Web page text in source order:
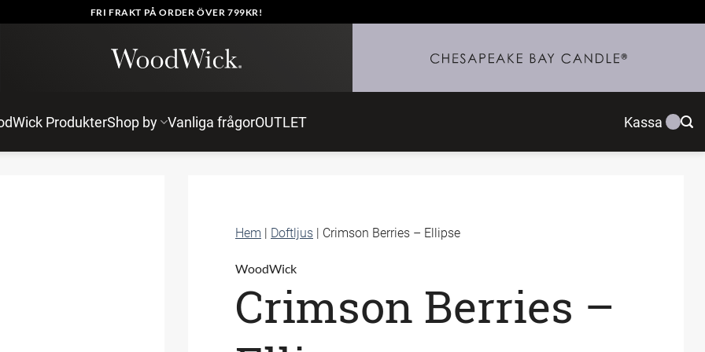
FRI FRAKT PÅ ORDER ÖVER 799KR!
ProdukterShop by Vanliga frågorOUTLET Kassa
Hem | Doftljus | Crimson Berries – Ellipse
WoodWick
Crimson Berries –